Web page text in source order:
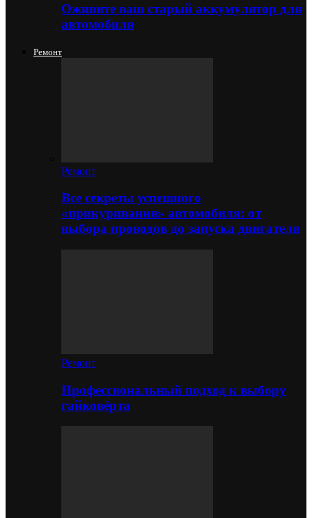
Оживите ваш старый аккумулятор для
автомобиля
Ремонт
Ремонт
Все секреты успешного
«прикуривания» автомобиля: от
выбора проводов до запуска двигателя
Ремонт
Профессиональный подход к выбору
гайковёрта